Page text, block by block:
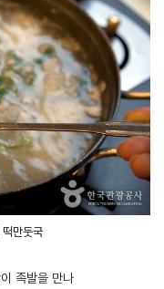
만둣국
족발을 만나